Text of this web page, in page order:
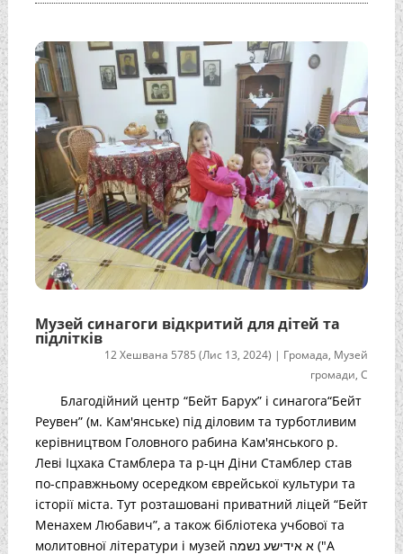
Музей синагоги відкритий для дітей та
підлітків
12 Хешвана 5785 (Лис 13, 2024) | Громада, Музей
громади,С
Благодійний центр “Бейт Барух” і синагога“Бейт
Реувен” (м. Кам'янське) під діловим та турботливим
керівництвом Головного рабина Кам'янського р.
Леві Іцхака Стамблера та р-цн Діни Стамблер став
по-справжньому осередком єврейської культури та
історії міста. Тут розташовані приватний ліцей “Бейт
Менахем Любавич”, а також бібліотека учбової та
молитовної літератури і музей א אידישע נשמה ("А